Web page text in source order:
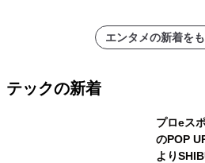
エンタメの新着を
テックの新着
プロeス
のPOP
より